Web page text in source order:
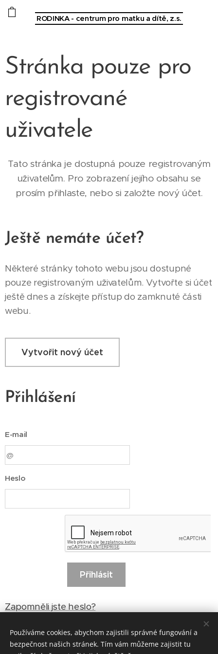
RODINKA - centrum pro matku a dítě, z.s.
Stránka pouze pro
registrované
uživatele
Tato stránka je dostupná pouze registrovaným
uživatelům. Pro zobrazení jejího obsahu se
prosím přihlaste, nebo si založte nový účet.
Ještě nemáte účet?
Některé stránky tohoto webu jsou dostupné
pouze registrovaným uživatelům. Vytvořte si účet
ještě dnes a získejte přístup do zamknuté části
webu.
Vytvořit nový účet
Přihlášení
E-mail
Heslo
Přihlásit
Zapomněli jste heslo?
Používáme cookies, abychom zajistili správné fungování a
bezpečnost našich stránek. Tím vám můžeme zajistit tu